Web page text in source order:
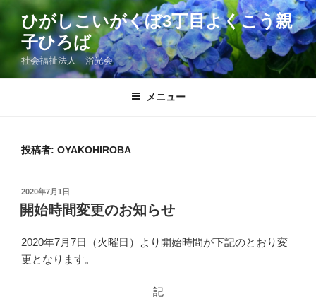
コ
テ
ツ
ひがしこいがくぼ3丁目よくこう親
子ひろば
社会福祉法人 浴光会
メニュー
投稿者: OYAKOHIROBA
投
稿
日:
2020年7月1日
開始時間変更のお知らせ
2020年7月7日（火曜日）より開始時間が下記のとおり変
更となります。
記